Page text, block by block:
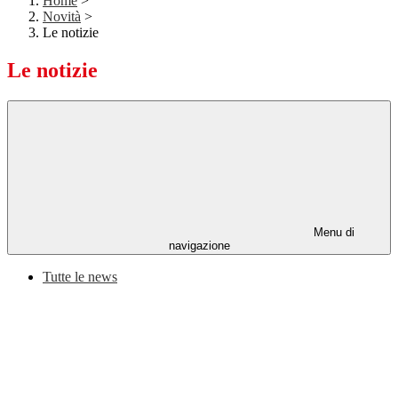
Novità >
Le notizie
Le notizie
Menu di
navigazione
Tutte le news